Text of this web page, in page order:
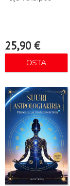
25,90 €
OSTA
Lue lisää